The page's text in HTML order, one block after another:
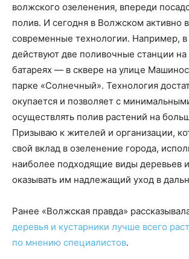
волжского озеленения, впереди
полив. И сегодня в Волжском активно
современные технологии. Например, в
действуют две поливочные станции
батареях — в сквере на улице
парке «Солнечный». Технология
окупается и позволяет с
осуществлять полив растений на
Призываю к жителей и организации,
свой вклад в озеленение города,
наиболее подходящие виды деревьев
оказывать им надлежащий уход в
Ранее «Волжская правда»
деревья и кустарники лучше всего
по мнению специалистов.